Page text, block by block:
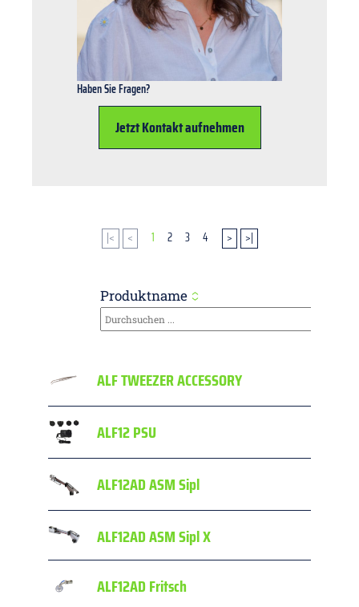
Haben Sie Fragen?
Jetzt Kontakt aufnehmen
|< < 1 2 3 4 > >|
Produktname
ALF TWEEZER ACCESSORY
ALF12 PSU
ALF12AD ASM Sipl
ALF12AD ASM Sipl X
ALF12AD Fritsch